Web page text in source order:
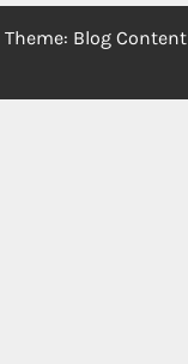
Theme: Blog Content